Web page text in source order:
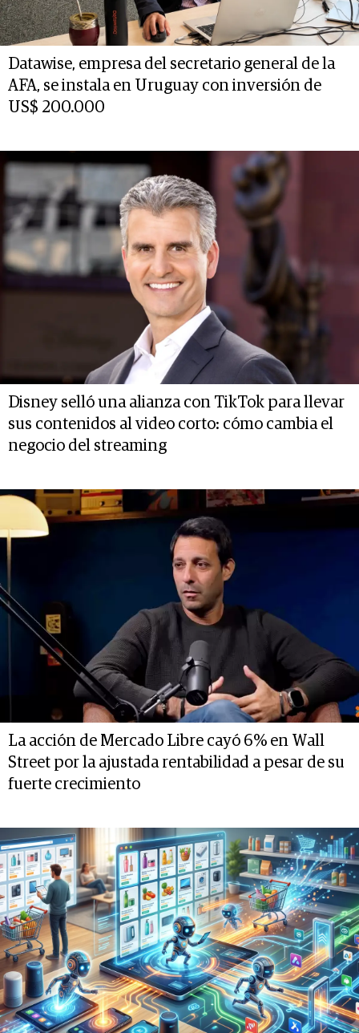
Datawise, empresa del secretario general de la
AFA, se instala en Uruguay con inversión de
US$ 200.000
Disney selló una alianza con TikTok para llevar
sus contenidos al video corto: cómo cambia el
negocio del streaming
La acción de Mercado Libre cayó 6% en Wall
Street por la ajustada rentabilidad a pesar de su
fuerte crecimiento